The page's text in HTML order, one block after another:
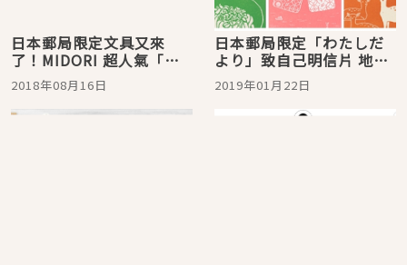
日本郵局限定文具又來
了！MIDORI 超人氣「歐
吉桑」地方限定&四季明信
片
2018年08月16日
日本郵局限定「わたしだ
より」致自己明信片 地方
限定讓人好想收全套啊！
2019年01月22日